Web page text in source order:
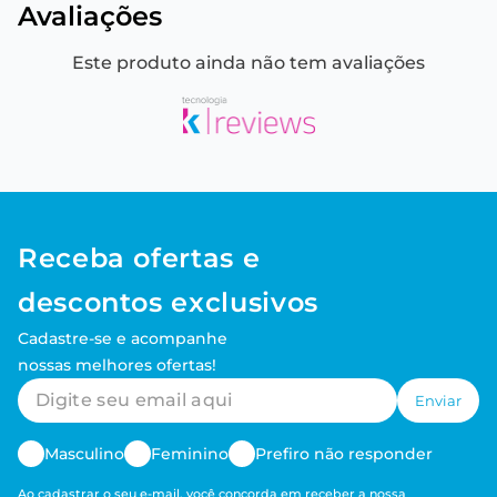
Avaliações
Este produto ainda não tem avaliações
Receba ofertas e
descontos exclusivos
Cadastre-se e acompanhe
nossas melhores ofertas!
Enviar
Masculino Feminino Prefiro não responder
Ao cadastrar o seu e-mail, você concorda em receber a nossa